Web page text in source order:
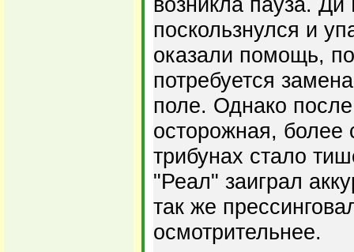
поскользнулся и
оказали помощь,
потребуется
поле. Однако
осторожная,
трибунах стало
"Реал" заиграл
так же
осмотрительнее.